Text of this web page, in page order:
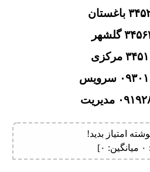
گلشهر
مرکزی
سرویس
مدیریت
امتیاز بدید!
۰ میانگین: ۰]